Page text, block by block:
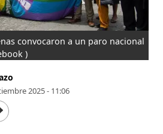
convocaron a un paro nacional
)
2025 - 11:06